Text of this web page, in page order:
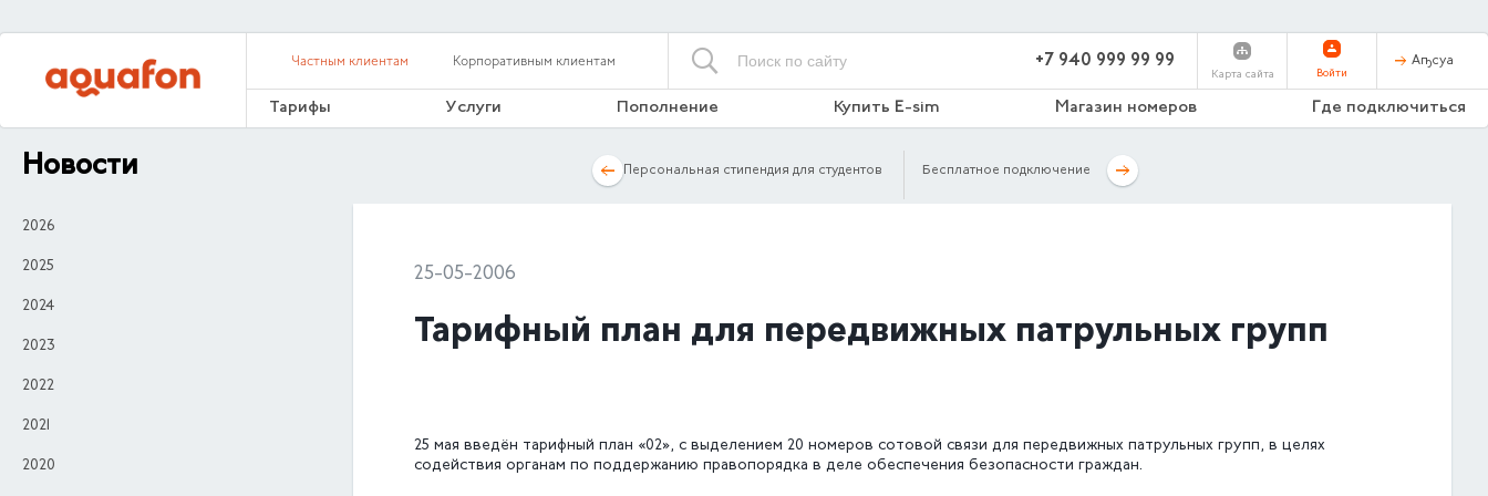
Частным клиентам Корпоративным клиентам +7 940 999 99 99
Карта сайта Войти
Аҧсуа
Тарифы Услуги Пополнение Купить E-sim Магазин номеров Где подключиться
Новости
2026
2025
2024
2023
2022
2021
2020
Персональная стипендия для студентов Бесплатное подключение
25-05-2006
Тарифный план для передвижных патрульных групп
25 мая введён тарифный план «02», с выделением 20 номеров сотовой связи для передвижных патрульных групп, в целях
содействия органам по поддержанию правопорядка в деле обеспечения безопасности граждан.